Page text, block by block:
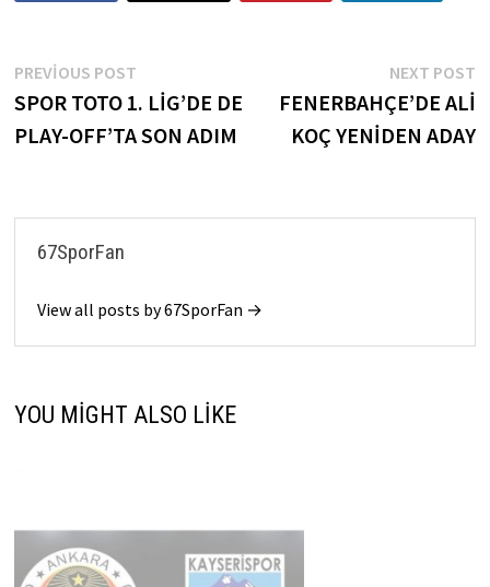
Yazı
gezinmesi
PREVIOUS POSTPrevious
post:
SPOR TOTO 1. LİG’DE DE
PLAY-OFF’TA SON ADIM
NEXT POST
FENERBAHÇE’DE ALİ
KOÇ YENİDEN ADAY
67SporFan
View all posts by 67SporFan →
YOU MIGHT ALSO LIKE